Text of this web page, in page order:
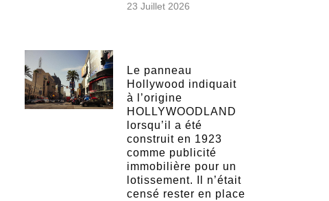
23 Juillet 2026
Le panneau
Hollywood indiquait
à l’origine
HOLLYWOODLAND
lorsqu’il a été
construit en 1923
comme publicité
immobilière pour un
lotissement. Il n’était
censé rester en place